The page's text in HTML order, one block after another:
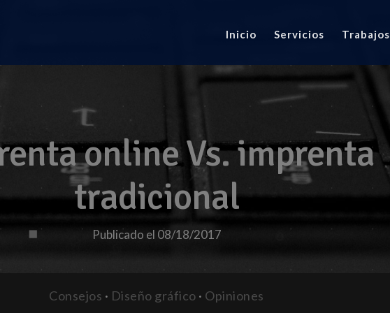
Inicio Servicios Trabajos
online Vs. imprenta
tradicional
Publicado el 08/18/2017
Consejos · Diseño gráfico · Opiniones